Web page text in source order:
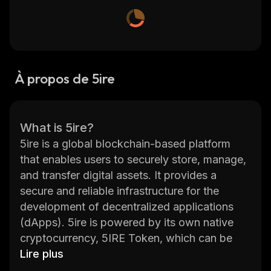
À propos de 5ire
What is 5ire?
5ire is a global blockchain-based platform
that enables users to securely store, manage,
and transfer digital assets. It provides a
secure and reliable infrastructure for the
development of decentralized applications
(dApps). 5ire is powered by its own native
cryptocurrency, 5IRE Token, which can be
used to pay for transactions on the platform.
Lire plus